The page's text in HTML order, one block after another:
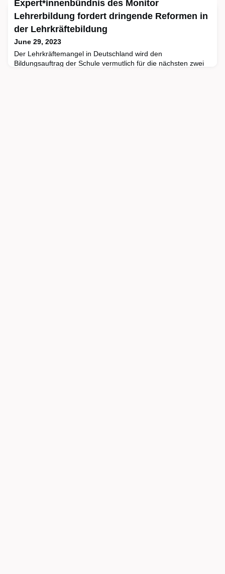
geprägt gewesen, so DAAD-Präsident Mukherjee in Bonn. Mit
rund 140.000 Geförderten erreichte der DAAD zugleich fast
wieder das Mobilitätsniveau von vor der Corona-Pandemie.
Expert*innenbündnis des Monitor
Lehrerbildung fordert dringende Reformen in
der Lehrkräftebildung
June 29, 2023
Der Lehrkräftemangel in Deutschland wird den
Bildungsauftrag der Schule vermutlich für die nächsten zwei